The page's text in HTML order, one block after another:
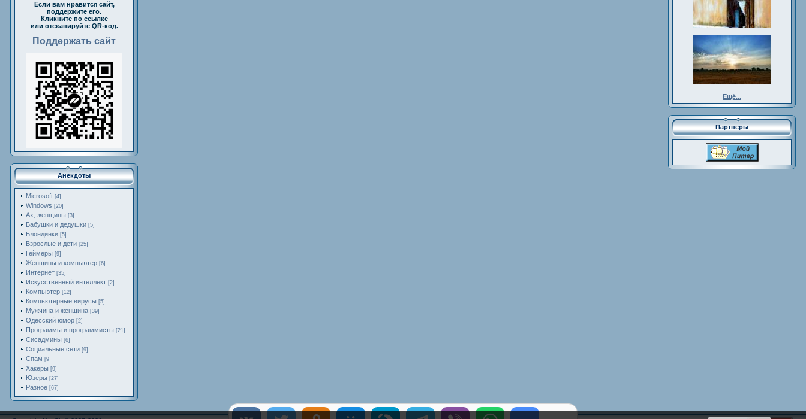
Если вам нравится сайт,
поддержите его.
Кликните по ссылке
или отсканируйте QR-код.
Поддержать сайт
Анекдоты
Microsoft [4]
Windows [20]
Ах, женщины [3]
Бабушки и дедушки [5]
Блондинки [5]
Взрослые и дети [25]
Геймеры [9]
Женщины и компьютер [6]
Интернет [35]
Искусственный интеллект [2]
Компьютер [12]
Компьютерные вирусы [5]
Мужчина и женщина [39]
Одесский юмор [2]
Программы и программисты [21]
Сисадмины [6]
Социальные сети [9]
Спам [9]
Хакеры [9]
Юзеры [27]
Разное [67]
Ещё...
Партнеры